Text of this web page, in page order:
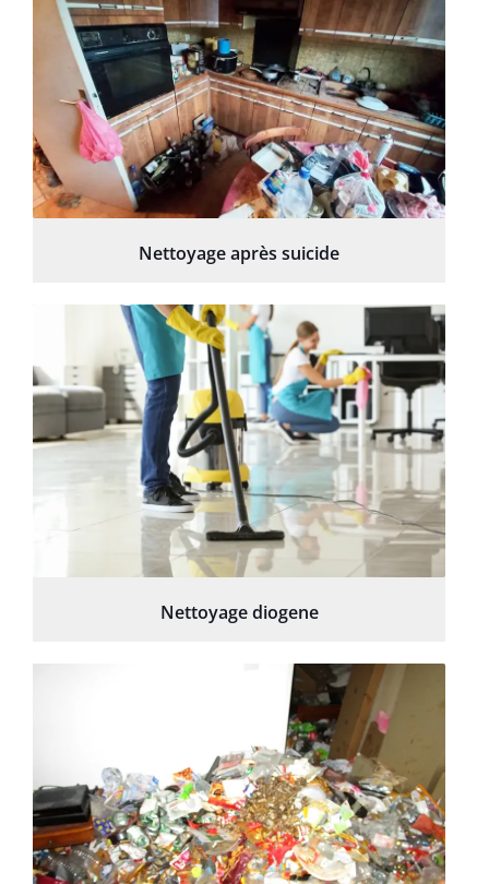
Nettoyage après suicide
Nettoyage diogene